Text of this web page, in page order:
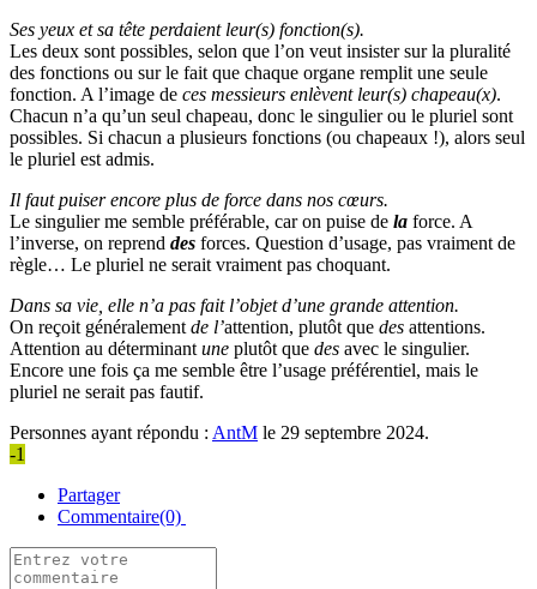
Ses yeux et sa tête perdaient leur(s) fonction(s).
Les deux sont possibles, selon que l’on veut insister sur la pluralité
des fonctions ou sur le fait que chaque organe remplit une seule
fonction. A l’image de ces messieurs enlèvent leur(s) chapeau(x).
Chacun n’a qu’un seul chapeau, donc le singulier ou le pluriel sont
possibles. Si chacun a plusieurs fonctions (ou chapeaux !), alors seul
le pluriel est admis.
Il faut puiser encore plus de force dans nos cœurs.
Le singulier me semble préférable, car on puise de la force. A
l’inverse, on reprend des forces. Question d’usage, pas vraiment de
règle… Le pluriel ne serait vraiment pas choquant.
Dans sa vie, elle n’a pas fait l’objet d’une grande attention.
On reçoit généralement de l’attention, plutôt que des attentions.
Attention au déterminant une plutôt que des avec le singulier.
Encore une fois ça me semble être l’usage préférentiel, mais le
pluriel ne serait pas fautif.
Personnes ayant répondu : AntM le 29 septembre 2024.
-1
Partager
Commentaire(0)